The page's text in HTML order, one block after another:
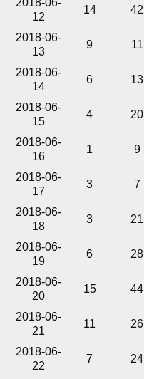
12
14 42
2018-06-
13
9 11
2018-06-
14
6 13
2018-06-
15
4 20
2018-06-
16
1 9
2018-06-
17
3 7
2018-06-
18
3 21
2018-06-
19
6 28
2018-06-
20
15 44
2018-06-
21
11 26
2018-06-
22
7 24